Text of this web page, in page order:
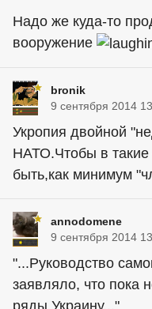
Надо же куда-то
вооружение
bronik
9 сентября 2014
Укропия двойной
НАТО.Чтобы в такие
быть,как минимум
annodomene
9 сентября 2014
"...Руководство
заявляло, что пока
ряды Украину..."